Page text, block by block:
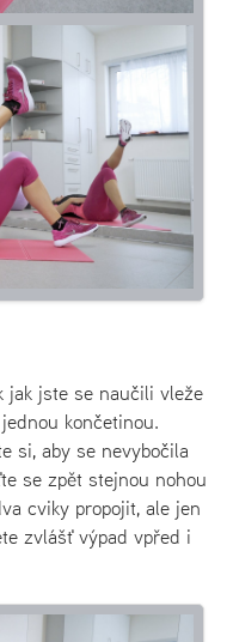
jak jste se naučili vleže
končetinou.
si, aby se nevybočila
se zpět stejnou nohou
cviky propojit, ale jen
zvlášť výpad vpřed i